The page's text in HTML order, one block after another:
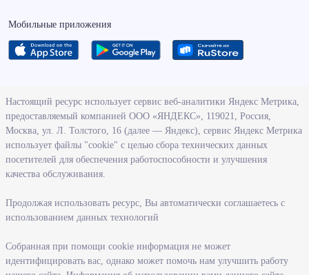
Мобильные приложения
О ведомстве
Деятельность министерства труда и социального развития
Новосибирской области
Контрольно-надзорная деятельность министерства
Государственные программы, реализуемые министерством
Службы и учреждения, подведомственные министерству
Поступление на государственную гражданскую службу
Информация
Настоящий ресурс использует сервис веб-аналитики Яндекс Метрика,
предоставляемый компанией ООО «ЯНДЕКС», 119021, Россия,
Москва, ул. Л. Толстого, 16 (далее — Яндекс), сервис Яндекс Метрика
использует файлы "cookie" с целью сбора технических данных
посетителей для обеспечения работоспособности и улучшения
качества обслуживания.
Продолжая использовать ресурс, Вы автоматически соглашаетесь с
использованием данных технологий
Собранная при помощи cookie информация не может
идентифицировать вас, однако может помочь нам улучшить работу